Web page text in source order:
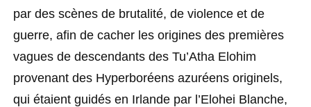
par des scènes de brutalité, de violence et de
guerre, afin de cacher les origines des premières
vagues de descendants des Tu’Atha Elohim
provenant des Hyperboréens azuréens originels,
qui étaient guidés en Irlande par l’Elohei Blanche,